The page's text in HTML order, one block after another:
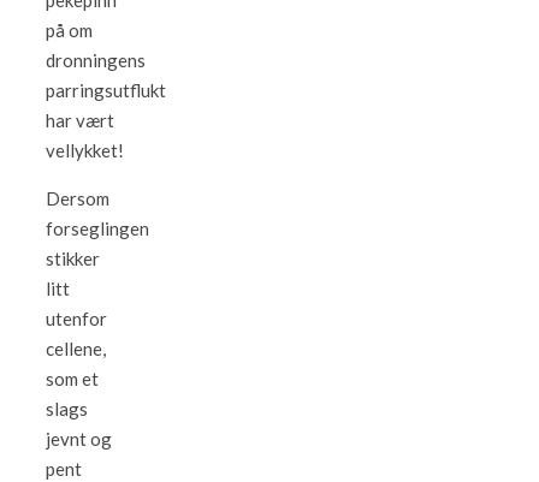
på om
dronningens
parringsutflukt
har vært
vellykket!
Dersom
forseglingen
stikker
litt
utenfor
cellene,
som et
slags
jevnt og
pent